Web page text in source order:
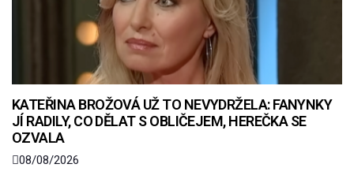
KATEŘINA BROŽOVÁ UŽ TO NEVYDRŽELA: FANYNKY
JÍ RADILY, CO DĚLAT S OBLIČEJEM, HEREČKA SE
OZVALA
08/08/2026